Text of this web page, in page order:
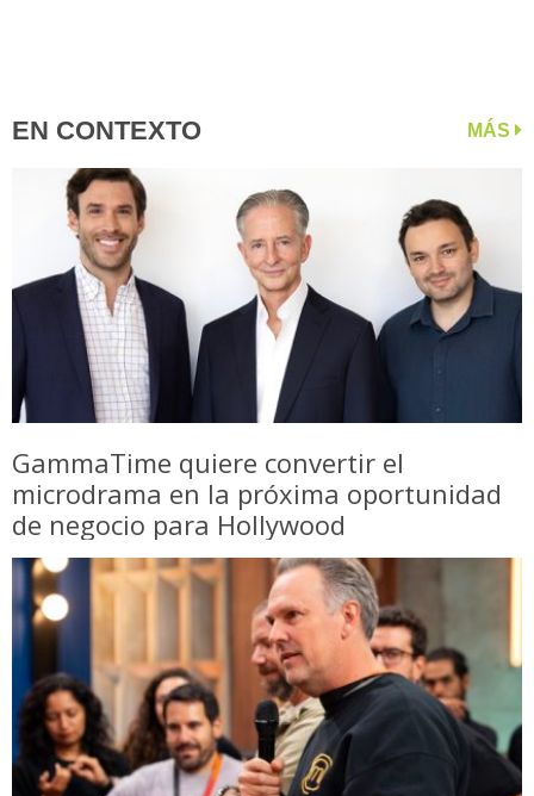
EN CONTEXTO MÁS
GammaTime quiere convertir el
microdrama en la próxima oportunidad
de negocio para Hollywood